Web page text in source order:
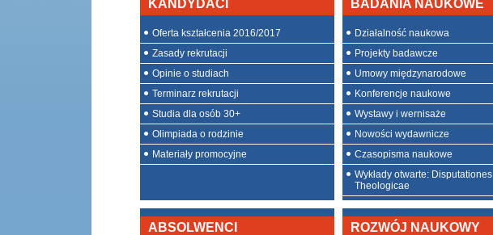
KANDYDACI
Oferta kształcenia 2016/2017
Zasady rekrutacji
Opinie o studiach
Terminarz rekrutacji
Studia dla osób 30+
Olimpiada o rodzinie
Materiały promocyjne
BADANIA NAUKOWE
Działalność naukowa
Projekty badawcze
Umowy międzynarodowe
Konferencje naukowe
Wystawy i wernisaże
Nowości wydawnicze
Czasopisma naukowe
Wykłady otwarte: Disputationes
Theologicae
ABSOLWENCI ROZWÓJ NAUKOWY